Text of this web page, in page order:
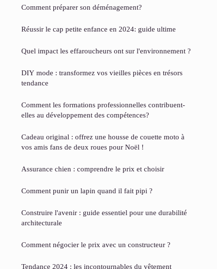
Comment préparer son déménagement?
Réussir le cap petite enfance en 2024: guide ultime
Quel impact les effaroucheurs ont sur l'environnement ?
DIY mode : transformez vos vieilles pièces en trésors
tendance
Comment les formations professionnelles contribuent-
elles au développement des compétences?
Cadeau original : offrez une housse de couette moto à
vos amis fans de deux roues pour Noël !
Assurance chien : comprendre le prix et choisir
Comment punir un lapin quand il fait pipi ?
Construire l'avenir : guide essentiel pour une durabilité
architecturale
Comment négocier le prix avec un constructeur ?
Tendance 2024 : les incontournables du vêtement